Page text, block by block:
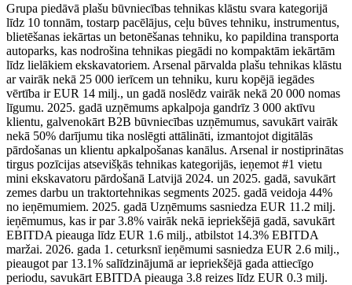
Grupa piedāvā plašu būvniecības tehnikas klāstu svara kategorijā
līdz 10 tonnām, tostarp pacēlājus, ceļu būves tehniku, instrumentus,
blietēšanas iekārtas un betonēšanas tehniku, ko papildina transporta
autoparks, kas nodrošina tehnikas piegādi no kompaktām iekārtām
līdz lielākiem ekskavatoriem. Arsenal pārvalda plašu tehnikas klāstu
ar vairāk nekā 25 000 ierīcem un tehniku, kuru kopējā iegādes
vērtība ir EUR 14 milj., un gadā noslēdz vairāk nekā 20 000 nomas
līgumu. 2025. gadā uzņēmums apkalpoja gandrīz 3 000 aktīvu
klientu, galvenokārt B2B būvniecības uzņēmumus, savukārt vairāk
nekā 50% darījumu tika noslēgti attālināti, izmantojot digitālās
pārdošanas un klientu apkalpošanas kanālus. Arsenal ir nostiprinātas
tirgus pozīcijas atsevišķās tehnikas kategorijās, ieņemot #1 vietu
mini ekskavatoru pārdošanā Latvijā 2024. un 2025. gadā, savukārt
zemes darbu un traktortehnikas segments 2025. gadā veidoja 44%
no ieņēmumiem. 2025. gadā Uzņēmums sasniedza EUR 11.2 milj.
ieņēmumus, kas ir par 3.8% vairāk nekā iepriekšējā gadā, savukārt
EBITDA pieauga līdz EUR 1.6 milj., atbilstot 14.3% EBITDA
maržai. 2026. gada 1. ceturksnī ieņēmumi sasniedza EUR 2.6 milj.,
pieaugot par 13.1% salīdzinājumā ar iepriekšējā gada attiecīgo
periodu, savukārt EBITDA pieauga 3.8 reizes līdz EUR 0.3 milj.